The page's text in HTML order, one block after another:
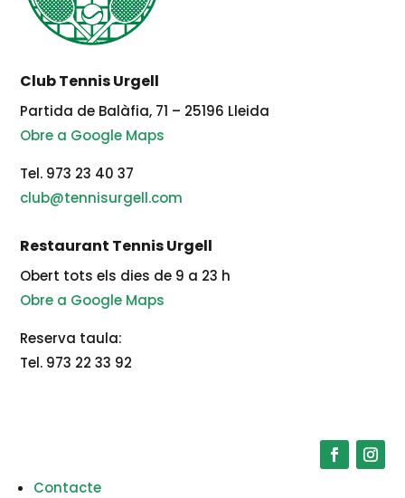
Club Tennis Urgell
Partida de Balàfia, 71 – 25196 Lleida
Obre a Google Maps
Tel. 973 23 40 37
club@tennisurgell.com
Restaurant Tennis Urgell
Obert tots els dies de 9 a 23 h
Obre a Google Maps
Reserva taula:
Tel. 973 22 33 92
Contacte